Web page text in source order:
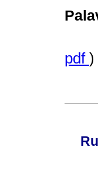
pdf )